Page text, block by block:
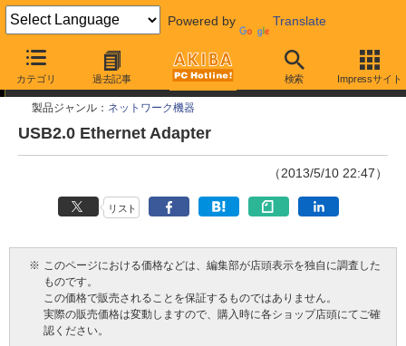
Powered by Translate
カテゴリ 過去記事 検索 Impressサイト
今週見つけた新製品
製品ジャンル： ネットワーク機器
USB2.0 Ethernet Adapter
（2013/5/10 22:47）
リスト
※ このページにおける価格などは、編集部が店頭表示を独自に調査した
ものです。
この価格で販売されることを保証するものではありません。
実際の販売価格は変動しますので、購入時に各ショップ店頭にてご確
認ください。